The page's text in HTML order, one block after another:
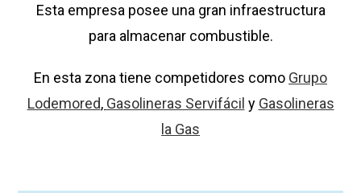
Esta empresa posee una gran infraestructura
para almacenar combustible.
En esta zona tiene competidores como Grupo
Lodemored, Gasolineras Servifácil y Gasolineras
la Gas